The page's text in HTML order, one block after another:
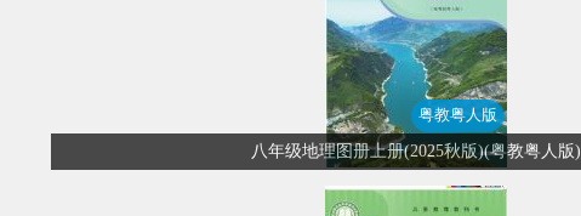
粤教粤人版
八年级地理图册上册(2025秋版)(粤教粤人版)